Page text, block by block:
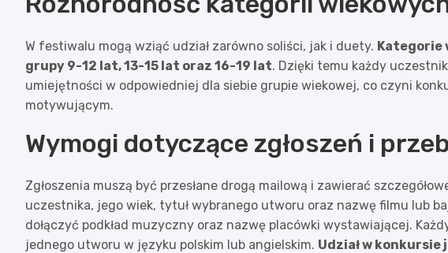
W festiwalu mogą wziąć udział zarówno soliści, jak i duety. Kategorie
grupy 9-12 lat, 13-15 lat oraz 16-19 lat. Dzięki temu każdy
umiejętności w odpowiedniej dla siebie grupie wiekowej, co czyni
motywującym.
Wymogi dotyczące zgłoszeń i
Zgłoszenia muszą być przesłane drogą mailową i zawierać
uczestnika, jego wiek, tytuł wybranego utworu oraz nazwę filmu lub
dołączyć podkład muzyczny oraz nazwę placówki wystawiającej.
jednego utworu w języku polskim lub angielskim. Udział w konkursie